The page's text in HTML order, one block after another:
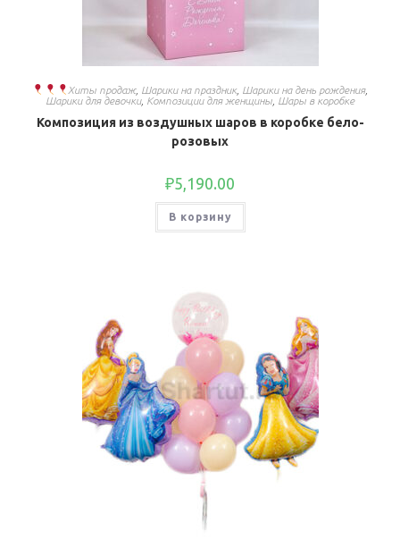
Хиты продаж, Шарики на праздник, Шарики на день рождения,
Шарики для девочки, Композиции для женщины Шары в коробке
Композиция из воздушных шаров в коробке бело-
розовых
₽5,190.00
В корзину